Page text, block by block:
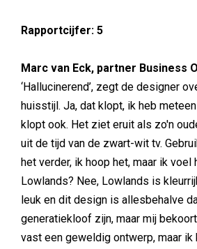
Rapportcijfer: 5
Marc van Eck, partner Business
‘Hallucinerend’, zegt de designer
huisstijl. Ja, dat klopt, ik heb
klopt ook. Het ziet eruit als zo'n
uit de tijd van de zwart-wit tv.
het verder, ik hoop het, maar ik voel
Lowlands? Nee, Lowlands is
leuk en dit design is allesbehalve
generatiekloof zijn, maar mij
vast een geweldig ontwerp, maar ik